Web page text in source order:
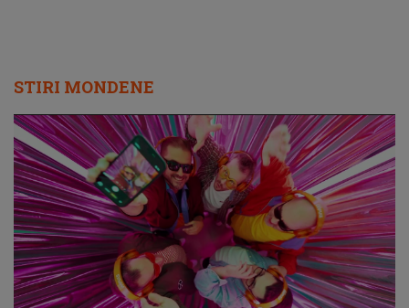
STIRI MONDENE